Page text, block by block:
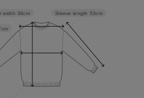
Sleeve length 53cm
width 36cm